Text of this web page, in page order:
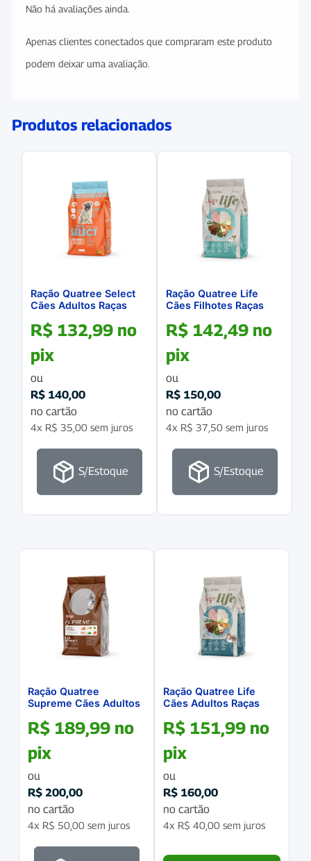
Não há avaliações ainda.
Apenas clientes conectados que compraram este produto
podem deixar uma avaliação.
Produtos relacionados
Ração Quatree Select
Cães Adultos Raças
R$ 132,99 no
pix
ou
R$ 140,00
no cartão
4x R$ 35,00 sem juros
S/Estoque
Ração Quatree Life
Cães Filhotes Raças
R$ 142,49 no
pix
ou
R$ 150,00
no cartão
4x R$ 37,50 sem juros
S/Estoque
Ração Quatree
Supreme Cães Adultos
Pequenas 10.1Kg
R$ 189,99 no
pix
ou
R$ 200,00
no cartão
4x R$ 50,00 sem juros
Ração Quatree Life
Cães Adultos Raças
Arroz 10.1Kg
R$ 151,99 no
pix
ou
R$ 160,00
no cartão
4x R$ 40,00 sem juros